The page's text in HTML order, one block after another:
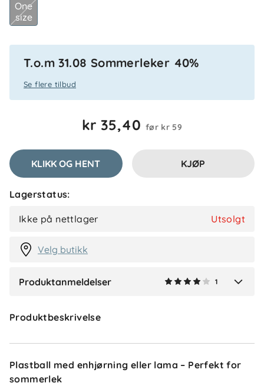
One
size
T.o.m 31.08 Sommerleker 40%
Se flere tilbud
kr 35,40 før kr 59
KLIKK OG HENT KJØP
Lagerstatus:
Ikke på nettlager Utsolgt
Velg butikk
Produktanmeldelser 1
4.0
5
Anmeldelser (1)
HR
Produktbeskrivelse
Plastball med enhjørning eller lama – Perfekt for
sommerlek